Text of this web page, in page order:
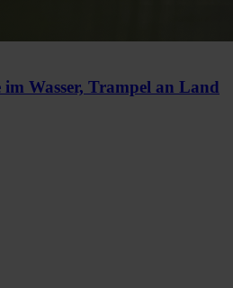
Wasser, Trampel an Land